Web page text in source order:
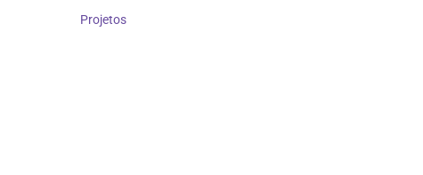
Projetos